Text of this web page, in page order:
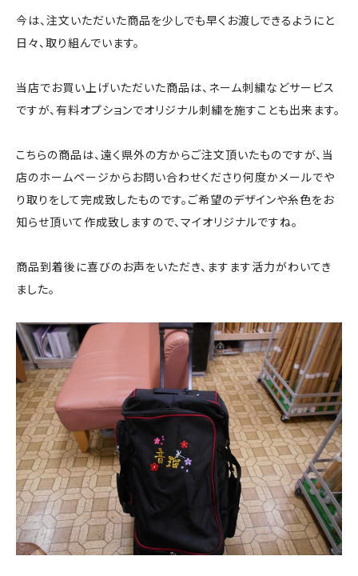
今は、注文いただいた商品を少しでも早くお渡しできるようにと
日々、取り組んでいます。
当店でお買い上げいただいた商品は、ネーム刺繍などサービス
ですが、有料オプションでオリジナル刺繍を施すことも出来ます。
こちらの商品は、遠く県外の方からご注文頂いたものですが、当
店のホームページからお問い合わせくださり何度かメールでや
り取りをして完成致したものです。ご希望のデザインや糸色をお
知らせ頂いて作成致しますので、マイオリジナルですね。
商品到着後に喜びのお声をいただき、ますます活力がわいてき
ました。